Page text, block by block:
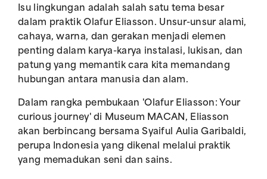
Isu lingkungan adalah salah satu tema besar
dalam praktik Olafur Eliasson. Unsur-unsur alami,
cahaya, warna, dan gerakan menjadi elemen
penting dalam karya-karya instalasi, lukisan, dan
patung yang memantik cara kita memandang
hubungan antara manusia dan alam.
Dalam rangka pembukaan 'Olafur Eliasson: Your
curious journey' di Museum MACAN, Eliasson
akan berbincang bersama Syaiful Aulia Garibaldi,
perupa Indonesia yang dikenal melalui praktik
yang memadukan seni dan sains.